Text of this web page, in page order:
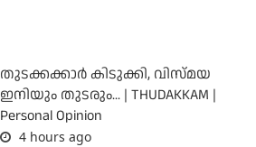
തുടക്കക്കാര്‍ കിടുക്കി, വിസ്മയ
ഇനിയും തുടരും... | THUDAKKAM |
Personal Opinion
4 hours ago